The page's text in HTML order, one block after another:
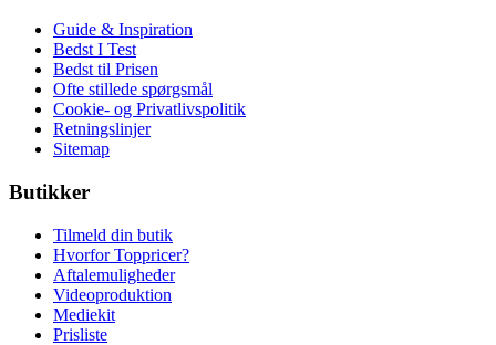
Guide & Inspiration
Bedst I Test
Bedst til Prisen
Ofte stillede spørgsmål
Cookie- og Privatlivspolitik
Retningslinjer
Sitemap
Butikker
Tilmeld din butik
Hvorfor Toppricer?
Aftalemuligheder
Videoproduktion
Mediekit
Prisliste